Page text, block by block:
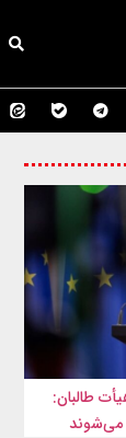
طالبان:
می‌شوند